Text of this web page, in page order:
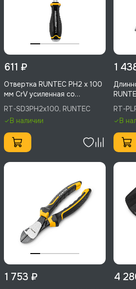
611 ₽
Отвертка RUNTEC PH2 x 100
мм CrV усиленная со
сквозным стержнем, RT-
SD3PH2x100
RT-SD3PH2x100, RUNTEC
В наличии
1
RT-
В
1 753 ₽ 4